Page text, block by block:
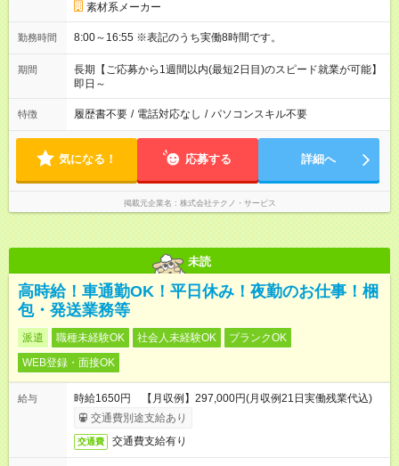
素材系メーカー
勤務時間 8:00～16:55 ※表記のうち実働8時間です。
期間
長期【ご応募から1週間以内(最短2日目)のスピード就業が可能】
即日～
特徴 履歴書不要 / 電話対応なし / パソコンスキル不要
気になる！ 応募する 詳細へ
掲載元企業名 株式会社テクノ・サービス
未読
高時給！車通勤OK！平日休み！夜勤のお仕事！梱
包・発送業務等
派遣 職種未経験OK 社会人未経験OK
ブランクOK
WEB登録・面接OK
給与
時給1650円 【月収例】297,000円(月収例21日実働残業代込)
交通費別途支給あり
交通費 交通費支給有り